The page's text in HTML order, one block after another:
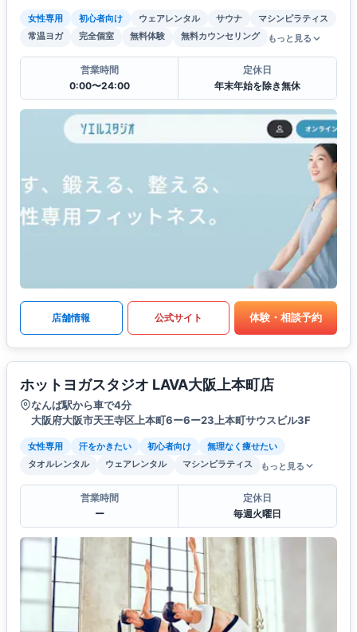
女性専用 初心者向け ウェアレンタル サウナ
マシンピラティス
常温ヨガ
完全個室 無料体験 無料カウンセリング もっと見る
営業時間
0:00〜24:00
定休日
年末年始を除き無休
店舗情報 公式サイト 体験・相談予約
ホットヨガスタジオ LAVA大阪上本町店
なんば駅から車で4分
大阪府大阪市天王寺区上本町6ー6ー23上本町サウスビル3F
女性専用 汗をかきたい 初心者向け
無理なく痩せたい
タオルレンタル
ウェアレンタル マシンピラティス もっと見る
営業時間
ー
定休日
毎週火曜日